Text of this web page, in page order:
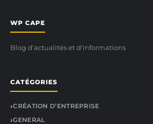
WP CAPE
Blog d'actualités et d'informations
CATÉGORIES
CRÉATION D’ENTREPRISE
GENERAL